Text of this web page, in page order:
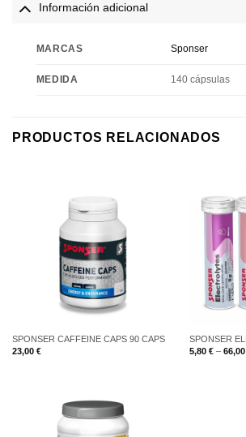
Información adicional
MARCAS Sponser
MEDIDA 140 cápsulas
PRODUCTOS RELACIONADOS
SPONSER CAFFEINE CAPS 90 CAPS
23,00 €
SPONSER
5,80 €– 66,00